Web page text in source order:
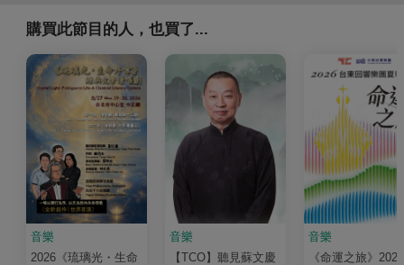
購買此節目的人，也買了...
音樂
2026《琉璃光・生命
音樂
【TCO】聽見蘇文慶
音樂
《命運之旅》